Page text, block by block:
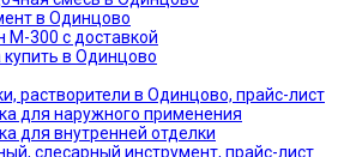
в Одинцово
М-300 с доставкой
в Одинцово
растворители в Одинцово, прайс-лист
для наружного применения
для внутренней отделки
слесарный инструмент, прайс-лист